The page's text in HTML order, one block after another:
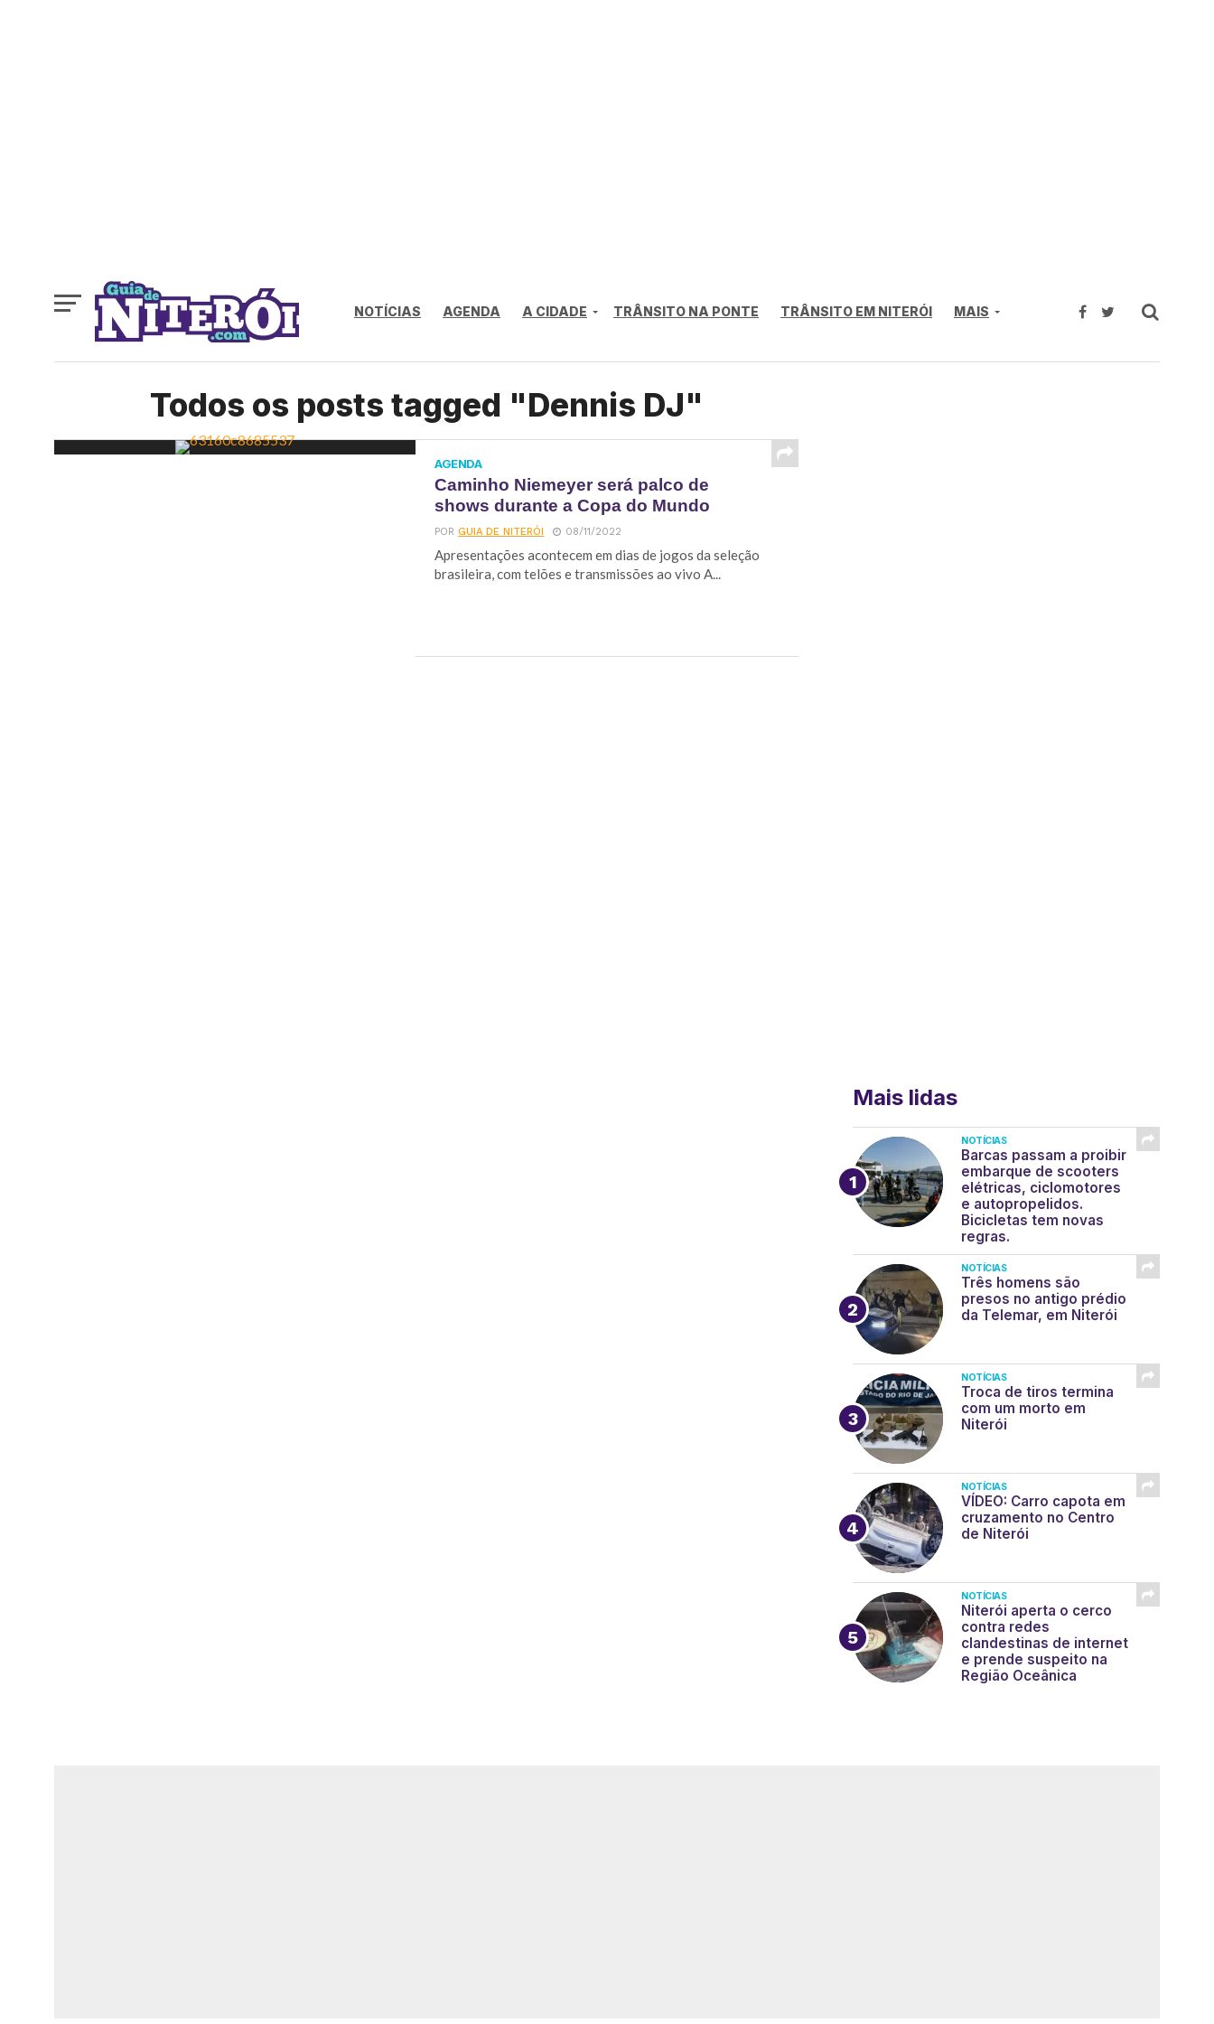
NOTÍCIAS AGENDA A CIDADE TRÂNSITO NA PONTE TRÂNSITO EM NITERÓI MAIS
Todos os posts tagged "Dennis DJ"
AGENDA
Caminho Niemeyer será palco de
shows durante a Copa do Mundo
PORGUIA DE NITERÓI 08/11/2022
Apresentações acontecem em dias de jogos da seleção
brasileira, com telões e transmissões ao vivo A...
Mais lidas
NOTÍCIAS
Barcas passam a proibir
embarque de scooters
elétricas, ciclomotores
e autopropelidos.
Bicicletas tem novas
regras.
NOTÍCIAS
Três homens são
presos no antigo prédio
da Telemar, em Niterói
NOTÍCIAS
Troca de tiros termina
com um morto em
Niterói
NOTÍCIAS
VÍDEO: Carro capota em
cruzamento no Centro
de Niterói
NOTÍCIAS
Niterói aperta o cerco
contra redes
clandestinas de internet
e prende suspeito na
Região Oceânica